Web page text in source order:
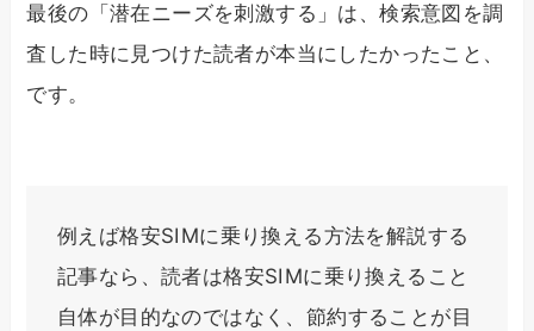
最後の「潜在ニーズを刺激する」は、検索意図を調
査した時に見つけた読者が本当にしたかったこと、
です。
例えば格安SIMに乗り換える方法を解説する
記事なら、読者は格安SIMに乗り換えること
自体が目的なのではなく、節約することが目